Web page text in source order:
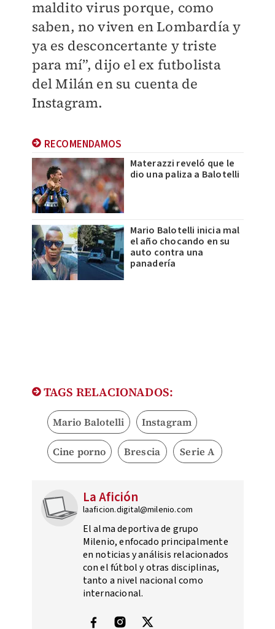
maldito virus porque, como
saben, no viven en Lombardía y
ya es desconcertante y triste
para mí”, dijo el ex futbolista
del Milán en su cuenta de
Instagram.
RECOMENDAMOS
Materazzi reveló que le
dio una paliza a Balotelli
Mario Balotelli inicia mal
el año chocando en su
auto contra una
panadería
TAGS RELACIONADOS:
Mario Balotelli Instagram
Cine porno Brescia Serie A
La Afición
laaficion.digital@milenio.com
El alma deportiva de grupo
Milenio, enfocado principalmente
en noticias y análisis relacionados
con el fútbol y otras disciplinas,
tanto a nivel nacional como
internacional.